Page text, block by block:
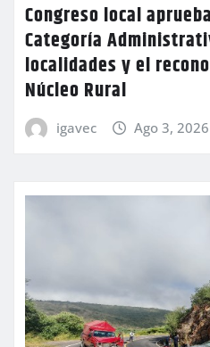
Congreso local
Categoría
localidades y el
Núcleo Rural
igavec Ago 3, 2026